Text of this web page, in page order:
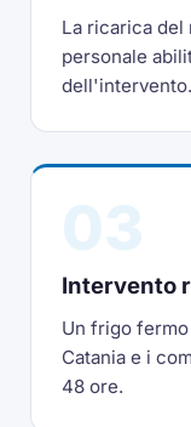
La ricarica del
personale
dell'intervento.
Intervento
Un frigo
Catania e i
48 ore.